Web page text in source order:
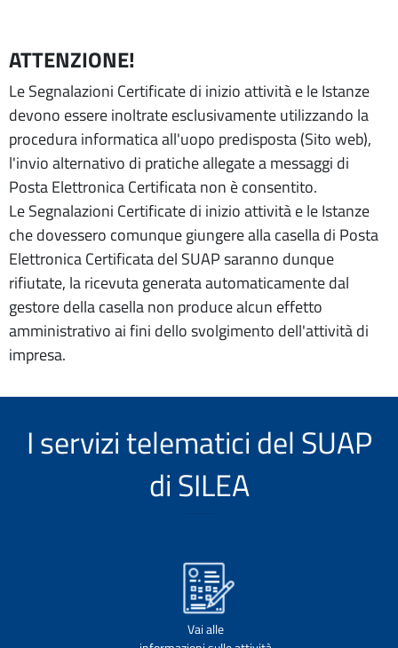
ATTENZIONE!
Le Segnalazioni Certificate di inizio attività e le Istanze
devono essere inoltrate esclusivamente utilizzando la
procedura informatica all'uopo predisposta (Sito web),
l'invio alternativo di pratiche allegate a messaggi di
Posta Elettronica Certificata non è consentito.
Le Segnalazioni Certificate di inizio attività e le Istanze
che dovessero comunque giungere alla casella di Posta
Elettronica Certificata del SUAP saranno dunque
rifiutate, la ricevuta generata automaticamente dal
gestore della casella non produce alcun effetto
amministrativo ai fini dello svolgimento dell'attività di
impresa.
I servizi telematici del SUAP
di SILEA
Vai alle